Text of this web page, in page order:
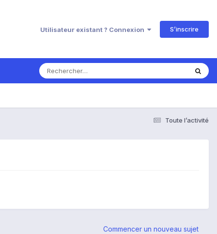
Utilisateur existant ? Connexion S’inscrire
Toute l’activité
Commencer un nouveau sujet